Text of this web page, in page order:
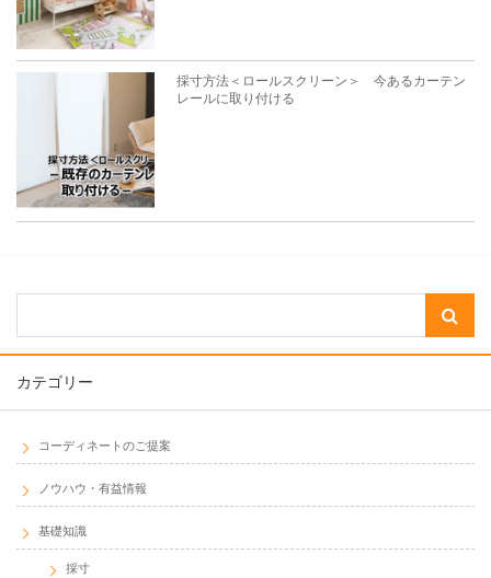
採寸方法＜ロールスクリーン＞ 今あるカーテン
レールに取り付ける
カテゴリー
コーディネートのご提案
ノウハウ・有益情報
基礎知識
採寸